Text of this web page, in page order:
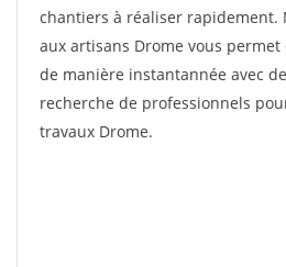
chantiers à réaliser rapidement.
aux artisans Drome vous
de manière instantannée avec
recherche de professionnels
travaux Drome.